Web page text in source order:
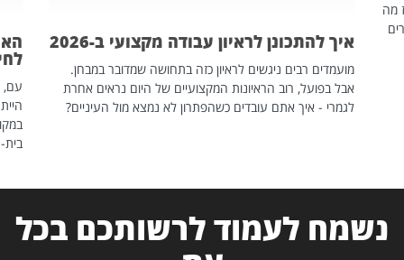
מה
איך להתכונן לראיון עבודה מקצועי ב-2026
מועמדים רבים ניגשים לראיון כזה בתחושה שמדובר במבחן.
אבל בפועל, רוב הראיונות המקצועיים של היום נראים אחרת
לגמרי - איך אתם עובדים כשהפתרון לא נמצא מול העיניים?
עם,
נשמח לעמוד לרשותכם בכל